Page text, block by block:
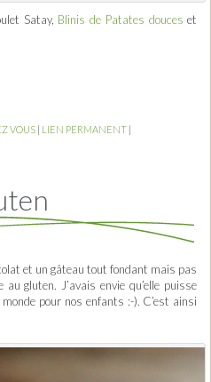
Satay, Blinis de Patates douces et
VOUS | LIEN PERMANENT |
et un gâteau tout fondant mais pas
gluten. J’avais envie qu’elle puisse
pour nos enfants :-). C’est ainsi